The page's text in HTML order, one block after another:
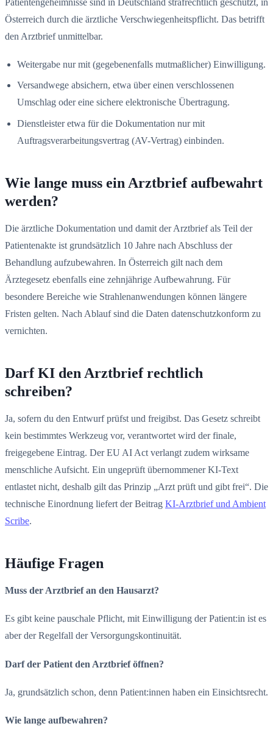
Österreich durch die ärztliche Verschwiegenheitspflicht. Das betrifft
den Arztbrief unmittelbar.
Weitergabe nur mit (gegebenenfalls mutmaßlicher) Einwilligung.
Versandwege absichern, etwa über einen verschlossenen
Umschlag oder eine sichere elektronische Übertragung.
Dienstleister etwa für die Dokumentation nur mit
Auftragsverarbeitungsvertrag (AV-Vertrag) einbinden.
Wie lange muss ein Arztbrief aufbewahrt
werden?
Die ärztliche Dokumentation und damit der Arztbrief als Teil der
Patientenakte ist grundsätzlich 10 Jahre nach Abschluss der
Behandlung aufzubewahren. In Österreich gilt nach dem
Ärztegesetz ebenfalls eine zehnjährige Aufbewahrung. Für
besondere Bereiche wie Strahlenanwendungen können längere
Fristen gelten. Nach Ablauf sind die Daten datenschutzkonform zu
vernichten.
Darf KI den Arztbrief rechtlich
schreiben?
Ja, sofern du den Entwurf prüfst und freigibst. Das Gesetz schreibt
kein bestimmtes Werkzeug vor, verantwortet wird der finale,
freigegebene Eintrag. Der EU AI Act verlangt zudem wirksame
menschliche Aufsicht. Ein ungeprüft übernommener KI-Text
entlastet nicht, deshalb gilt das Prinzip „Arzt prüft und gibt frei“. Die
technische Einordnung liefert der Beitrag KI-Arztbrief und Ambient
Scribe.
Häufige Fragen
Muss der Arztbrief an den Hausarzt?
Es gibt keine pauschale Pflicht, mit Einwilligung der Patient:in ist es
aber der Regelfall der Versorgungskontinuität.
Darf der Patient den Arztbrief öffnen?
Ja, grundsätzlich schon, denn Patient:innen haben ein Einsichtsrecht.
Wie lange aufbewahren?